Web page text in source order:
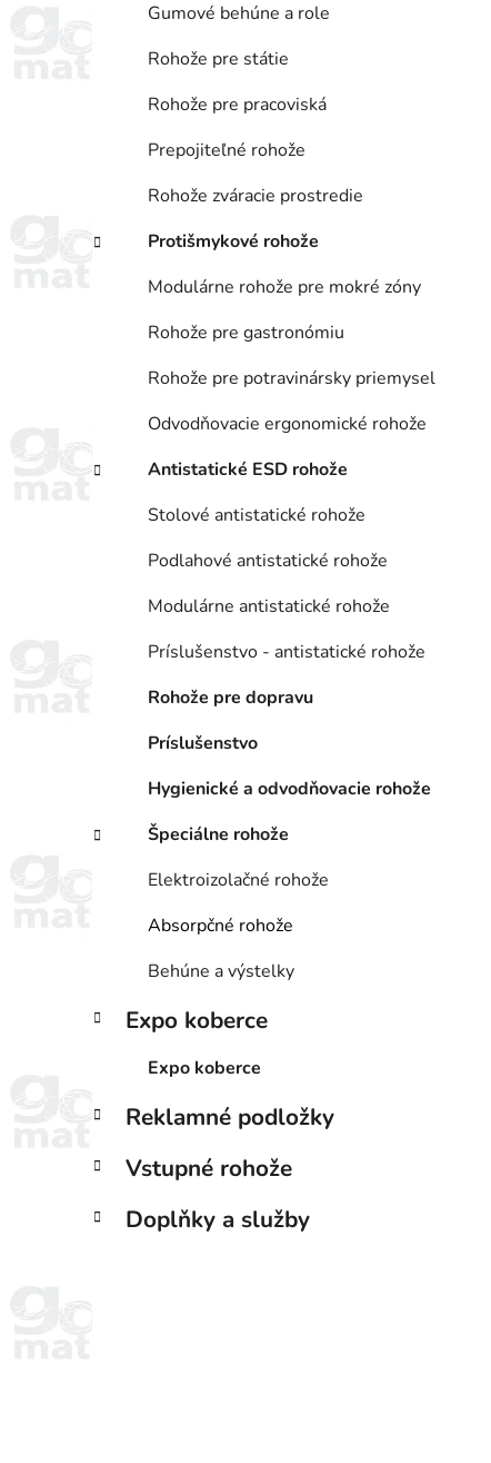
Gumové behúne a role
Rohože pre státie
Rohože pre pracoviská
Prepojiteľné rohože
Rohože zváracie prostredie
Protišmykové rohože
Modulárne rohože pre mokré zóny
Rohože pre gastronómiu
Rohože pre potravinársky priemysel
Odvodňovacie ergonomické rohože
Antistatické ESD rohože
Stolové antistatické rohože
Podlahové antistatické rohože
Modulárne antistatické rohože
Príslušenstvo - antistatické rohože
Rohože pre dopravu
Príslušenstvo
Hygienické a odvodňovacie rohože
Špeciálne rohože
Elektroizolačné rohože
Absorpčné rohože
Behúne a výstelky
Expo koberce
Expo koberce
Reklamné podložky
Vstupné rohože
Doplňky a služby